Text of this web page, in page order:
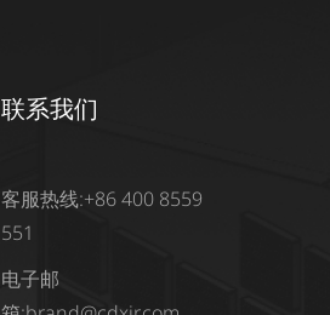
联系我们
客服热线:+86 400 8559
551
电子邮